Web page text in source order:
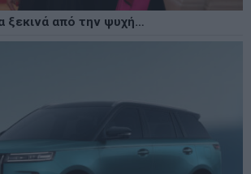
ξεκινά από την ψυχή…